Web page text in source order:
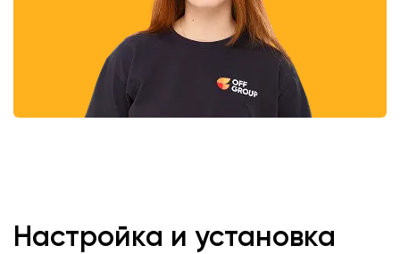
Настройка и установка